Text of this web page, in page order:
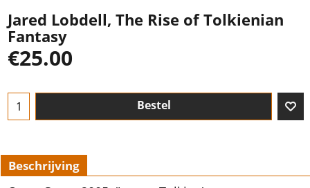
Jared Lobdell, The Rise of Tolkienian
Fantasy
€25.00
Bestel
Beschrijving